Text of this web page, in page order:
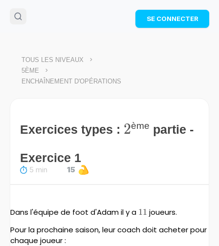
🌴Cahier de vacances offert
: révise les maths cet
Télécharge ton PDF gratuit et progresse avec des
SE CONNECTER
TOUS LES NIVEAUX >
5ÈME >
ENCHAÎNEMENT D'OPÉRATIONS
Exercices types : 2
2ème partie -
Exercice 1
5 min 15
Dans l'équipe de foot d'Adam il y a 11
11 joueurs.
Pour la prochaine saison, leur coach doit acheter pour
chaque joueur :